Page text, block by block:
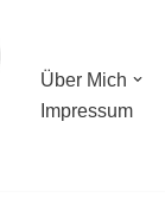
Über Mich
Impressum